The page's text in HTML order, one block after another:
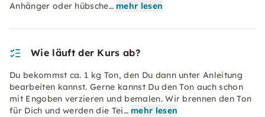
Anhänger oder hübsche… mehr lesen
Wie läuft der Kurs ab?
Du bekommst ca. 1 kg Ton, den Du dann unter Anleitung
bearbeiten kannst. Gerne kannst Du den Ton auch schon
mit Engoben verzieren und bemalen. Wir brennen den Ton
für Dich und werden die Tei… mehr lesen